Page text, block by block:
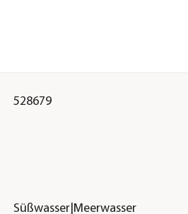
528679
Süßwasser|Meerwasser